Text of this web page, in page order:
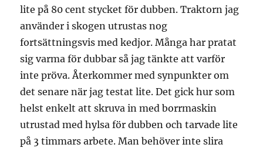
lite på 80 cent stycket för dubben. Traktorn jag
använder i skogen utrustas nog
fortsättningsvis med kedjor. Många har pratat
sig varma för dubbar så jag tänkte att varför
inte pröva. Återkommer med synpunkter om
det senare när jag testat lite. Det gick hur som
helst enkelt att skruva in med borrmaskin
utrustad med hylsa för dubben och tarvade lite
på 3 timmars arbete. Man behöver inte slira